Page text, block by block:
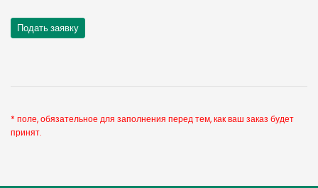
* поле, обязательное для заполнения перед тем, как ваш заказ будет
принят.